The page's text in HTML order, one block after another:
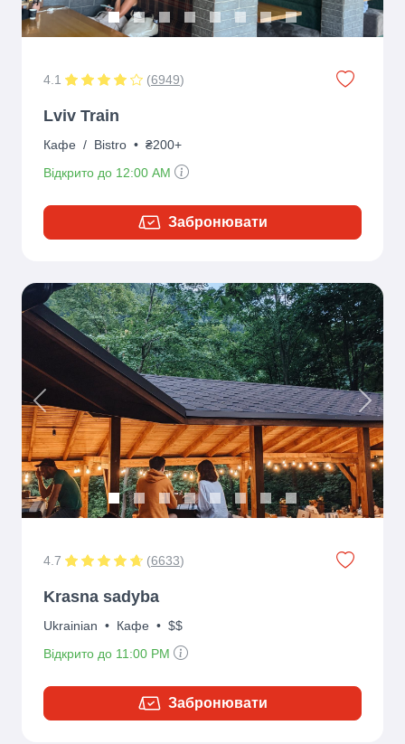
4.1 (6949)
Lviv Train
Кафе / Bistro • ₴200+
Відкрито до 12:00 AM
Забронювати
Previous Next
4.7 (6633)
Krasna sadyba
Ukrainian • Кафе • $$
Відкрито до 11:00 PM
Забронювати